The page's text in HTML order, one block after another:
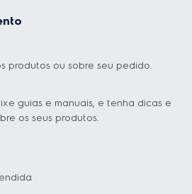
produtos ou sobre seu pedido.
guias e manuais, e tenha dicas e
os seus produtos.